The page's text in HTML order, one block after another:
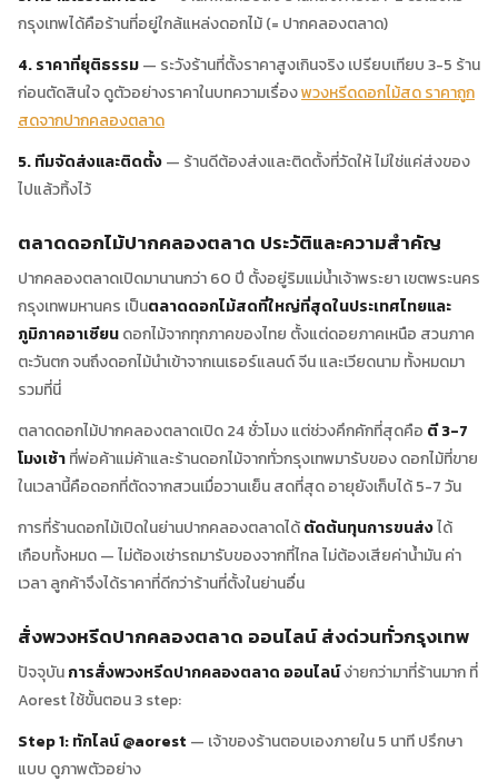
กรุงเทพได้คือร้านที่อยู่ใกล้แหล่งดอกไม้ (= ปากคลองตลาด)
4. ราคาที่ยุติธรรม— ระวังร้านที่ตั้งราคาสูงเกินจริง เปรียบเทียบ 3-5 ร้าน
ก่อนตัดสินใจ ดูตัวอย่างราคาในบทความเรื่องพวงหรีดดอกไม้สด ราคาถูก
สดจากปากคลองตลาด
5. ทีมจัดส่งและติดตั้ง— ร้านดีต้องส่งและติดตั้งที่วัดให้ ไม่ใช่แค่ส่งของ
ไปแล้วทิ้งไว้
ตลาดดอกไม้ปากคลองตลาด ประวัติและความสำคัญ
ปากคลองตลาดเปิดมานานกว่า 60 ปี ตั้งอยู่ริมแม่น้ำเจ้าพระยา เขตพระนคร
กรุงเทพมหานคร เป็นตลาดดอกไม้สดที่ใหญ่ที่สุดในประเทศไทยและ
ภูมิภาคอาเซียนดอกไม้จากทุกภาคของไทย ตั้งแต่ดอยภาคเหนือ สวนภาค
ตะวันตก จนถึงดอกไม้นำเข้าจากเนเธอร์แลนด์ จีน และเวียดนาม ทั้งหมดมา
รวมที่นี่
ตลาดดอกไม้ปากคลองตลาดเปิด 24 ชั่วโมง แต่ช่วงคึกคักที่สุดคือ ตี 3-7
โมงเช้าที่พ่อค้าแม่ค้าและร้านดอกไม้จากทั่วกรุงเทพมารับของ ดอกไม้ที่ขาย
ในเวลานี้คือดอกที่ตัดจากสวนเมื่อวานเย็น สดที่สุด อายุยังเก็บได้ 5-7 วัน
การที่ร้านดอกไม้เปิดในย่านปากคลองตลาดได้ตัดต้นทุนการขนส่งได้
เกือบทั้งหมด — ไม่ต้องเช่ารถมารับของจากที่ไกล ไม่ต้องเสียค่าน้ำมัน ค่า
เวลา ลูกค้าจึงได้ราคาที่ดีกว่าร้านที่ตั้งในย่านอื่น
สั่งพวงหรีดปากคลองตลาด ออนไลน์ ส่งด่วนทั่วกรุงเทพ
ปัจจุบันการสั่งพวงหรีดปากคลองตลาด ออนไลน์ง่ายกว่ามาที่ร้านมาก ที่
Aorest ใช้ขั้นตอน 3 step:
Step 1: ทักไลน์ @aorest — เจ้าของร้านตอบเองภายใน 5 นาที ปรึกษา
แบบ ดูภาพตัวอย่าง